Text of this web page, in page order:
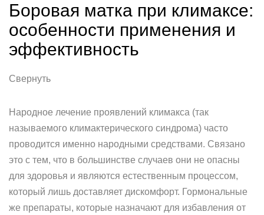
Боровая матка при климаксе:
особенности применения и
эффективность
Свернуть
Народное лечение проявлений климакса (так
называемого климактерического синдрома) часто
проводится именно народными средствами. Связано
это с тем, что в большинстве случаев они не опасны
для здоровья и являются естественным процессом,
который лишь доставляет дискомфорт. Гормональные
же препараты, которые назначают для избавления от